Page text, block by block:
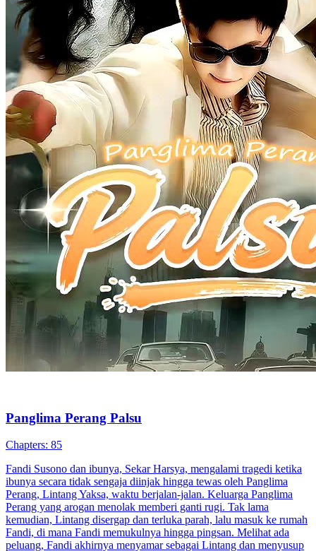
Chapters: 100
Tedi Farhan, Komando Biro Dewa Perang, yang sedang
mempersiapkan pernikahannya terpaksa berperang di garda depan.
Sementara itu, Sally Tedja sangat yakin Tedi punya alasan kuat
menunggunya selama tiga tahun. Ironisnya, Tedi mengalami
kecelakaan saat mencoba menyelamatkan Sally. Sally pun merawat
Tedi yang koma tanpa putus asa sembari menerima ejekan,
ketidakpedulian, dan tindasan orang-orang. Seiring sadarnya Tedi,
Dewa Perang kembali.
Harem Panglima Perang Bukan siapa-siapa Fantasi perkotaan
Serangan balik
Kembali
Yatim Piatu Jadi Jagoan Perang
Chapters: 74
Arif Santoso tumbuh sebagai yatim piatu yang dihina dan ditindas.
Berkat tekad pantang menyerah, ia bangkit hingga menjadi
Panglima Agung. Kembali ke Kota Samudra, Arif membalas
kematian ayah angkatnya dan memulai perjalanan penuh aksi,
membangun legenda yang menginspirasi.
Kembali
Pemeran Utama Pria Fantasi perkotaan
Panglima Perang
Identitas Tersembunyi